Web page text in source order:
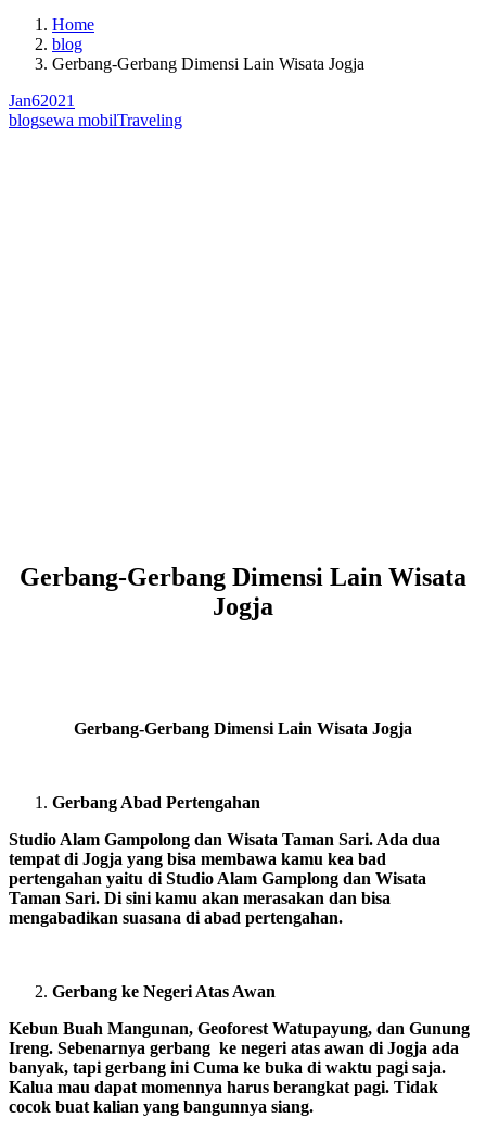
Home
blog
Gerbang-Gerbang Dimensi Lain Wisata Jogja
Jan62021
blogsewa mobilTraveling
Gerbang-Gerbang Dimensi Lain Wisata
Jogja
Gerbang-Gerbang Dimensi Lain Wisata Jogja
Gerbang Abad Pertengahan
Studio Alam Gampolong dan Wisata Taman Sari. Ada dua
tempat di Jogja yang bisa membawa kamu kea bad
pertengahan yaitu di Studio Alam Gamplong dan Wisata
Taman Sari. Di sini kamu akan merasakan dan bisa
mengabadikan suasana di abad pertengahan.
Gerbang ke Negeri Atas Awan
Kebun Buah Mangunan, Geoforest Watupayung, dan Gunung
Ireng. Sebenarnya gerbang ke negeri atas awan di Jogja ada
banyak, tapi gerbang ini Cuma ke buka di waktu pagi saja.
Kalua mau dapat momennya harus berangkat pagi. Tidak
cocok buat kalian yang bangunnya siang.